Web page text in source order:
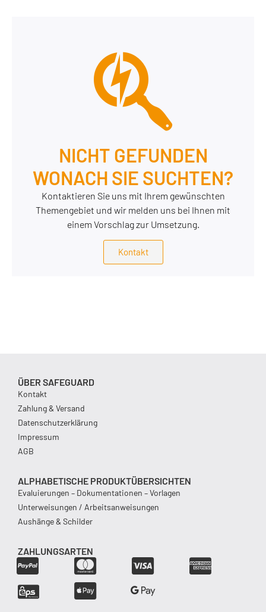
NICHT GEFUNDEN
WONACH SIE SUCHTEN?
Kontaktieren Sie uns mit Ihrem gewünschten
Themengebiet und wir melden uns bei Ihnen mit
einem Vorschlag zur Umsetzung.
Kontakt
ÜBER SAFEGUARD
Kontakt
Zahlung & Versand
Datenschutzerklärung
Impressum
AGB
ALPHABETISCHE PRODUKTÜBERSICHTEN
Evaluierungen – Dokumentationen – Vorlagen
Unterweisungen / Arbeitsanweisungen
Aushänge & Schilder
ZAHLUNGSARTEN